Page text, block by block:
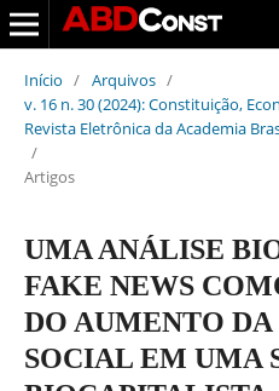
Início / Arquivos /
v. 16 n. 30 (2024): Constituição,
Revista Eletrônica da Academia
/
Artigos
UMA ANÁLISE
FAKE NEWS
DO AUMENTO
SOCIAL EM UMA